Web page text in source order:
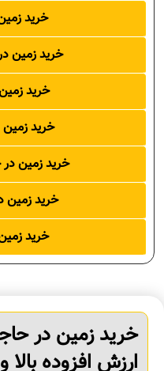
خرید
خرید زمین
خرید
خرید
خرید زمین
خرید زمین
خرید
خرید زمین در
ارزش افزوده